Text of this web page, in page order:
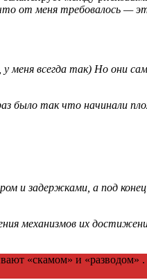
меня требовалось —
у меня всегда так) Но они
было так что начинали
и задержками, а под
механизмов их
«скамом» и